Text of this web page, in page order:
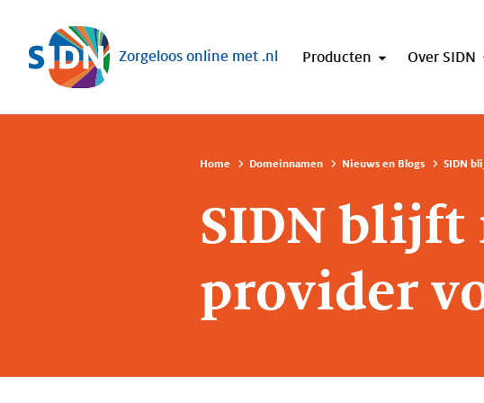
Sla navigatie over
Zorgeloos online met .nl Producten Over SIDN
Home Domeinnamen Nieuws en Blogs SIDN
SIDN blijft
provider